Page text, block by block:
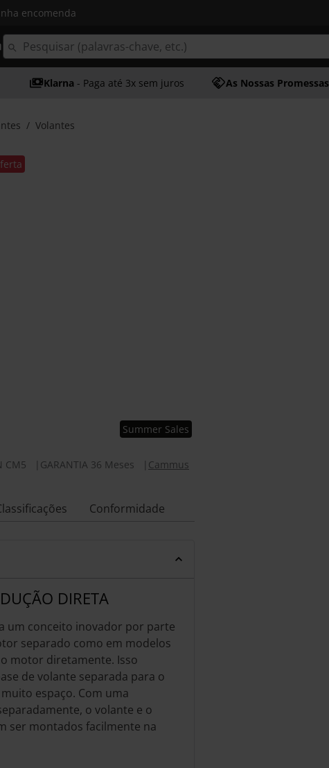
encomenda
Klarna - Paga até 3x sem juros As Nossas Promessas
Volantes
Summer Sales
CM5 GARANTIA 36 Meses Cammus
Conformidade
DIRETA
um conceito inovador por parte
separado como em modelos
motor diretamente. Isso
de volante separada para o
espaço. Com uma
o volante e o
ser montados facilmente na